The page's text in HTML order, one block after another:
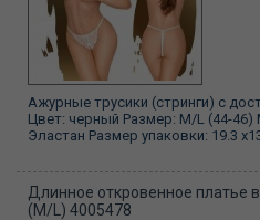
Ажурные трусики (стринги) с
Цвет: черный Размер: M/L (44-46)
Эластан Размер упаковки: 19.3
Длинное откровенное платье
(M/L) 4005478